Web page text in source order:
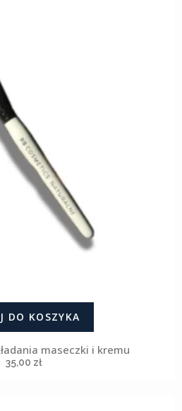
DO KOSZYKA
maseczki i kremu
35,00 zł